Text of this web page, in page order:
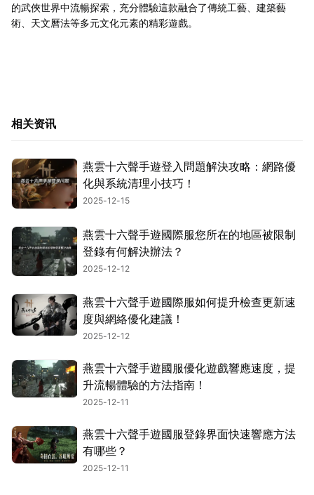
的武俠世界中流暢探索，充分體驗這款融合了傳統工藝、建築藝
術、天文曆法等多元文化元素的精彩遊戲。
相关资讯
燕雲十六聲手遊登入問題解決攻略：網路優
化與系統清理小技巧！
2025-12-15
燕雲十六聲手遊國際服您所在的地區被限制
登錄有何解決辦法？
2025-12-12
燕雲十六聲手遊國際服如何提升檢查更新速
度與網絡優化建議！
2025-12-12
燕雲十六聲手遊國服優化遊戲響應速度，提
升流暢體驗的方法指南！
2025-12-11
燕雲十六聲手遊國服登錄界面快速響應方法
有哪些？
2025-12-11